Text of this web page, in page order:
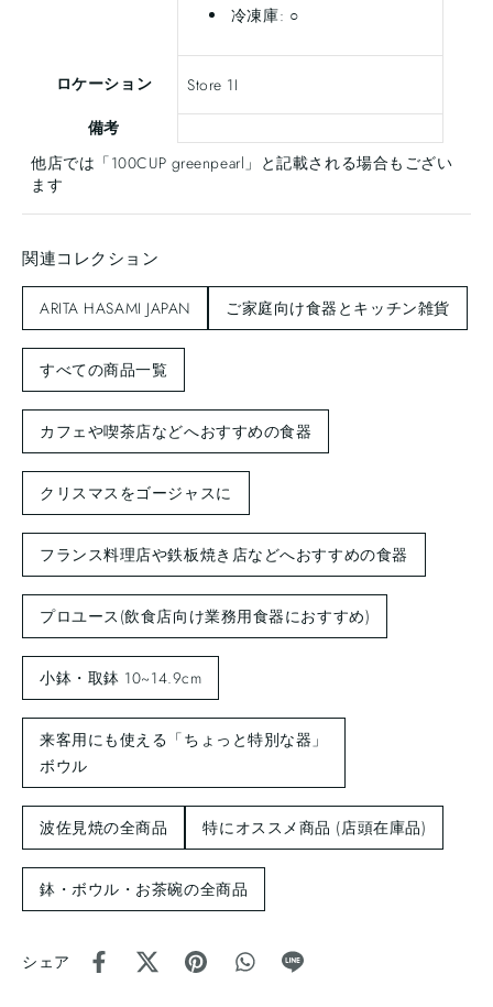
冷凍庫: ○
ロケーション
Store 1I
備考
他店では「100CUP greenpearl」と記載される場合もござい
ます
関連コレクション
ARITA HASAMI JAPAN ご家庭向け食器とキッチン雑貨
すべての商品一覧
カフェや喫茶店などへおすすめの食器
クリスマスをゴージャスに
フランス料理店や鉄板焼き店などへおすすめの食器
プロユース(飲食店向け業務用食器におすすめ)
小鉢・取鉢 10~14.9cm
来客用にも使える「ちょっと特別な器」
ボウル
波佐見焼の全商品 特にオススメ商品 (店頭在庫品)
鉢・ボウル・お茶碗の全商品
シェア